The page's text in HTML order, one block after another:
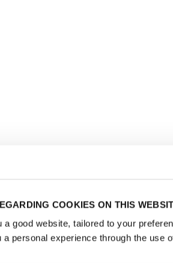
COOKIES ON THIS
a good website, tailored to your
personal experience through the use